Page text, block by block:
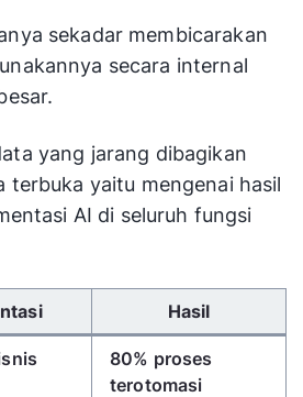
sekadar membicarakan
secara internal
yang jarang dibagikan
terbuka yaitu mengenai hasil
AI di seluruh fungsi
kiri/kanan untuk
Hasil
80% proses
terotomasi